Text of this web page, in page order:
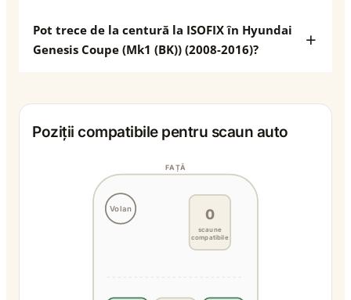
Pot trece de la centură la ISOFIX în Hyundai
Genesis Coupe (Mk1 (BK)) (2008-2016)?
Poziții compatibile pentru scaun auto
Volan
FAȚĂ
0
scaune
compatibile